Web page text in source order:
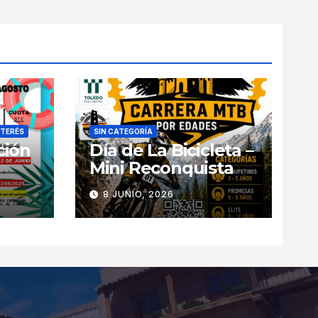
SIN CATEGORÍA
Día de La Bicicleta –
Mini Reconquista
8 JUNIO, 2026